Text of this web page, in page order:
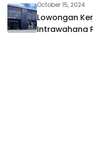
October 15, 2024
Lowongan
Intrawahana